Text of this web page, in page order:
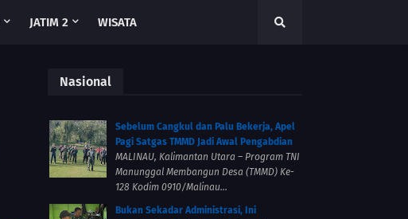
JATIM 2 WISATA
Nasional
Sebelum Cangkul dan Palu Bekerja, Apel
Pagi Satgas TMMD Jadi Awal Pengabdian
MALINAU, Kalimantan Utara – Program TNI
Manunggal Membangun Desa (TMMD) Ke-
128 Kodim 0910/Malinau...
Bukan Sekadar Administrasi, Ini